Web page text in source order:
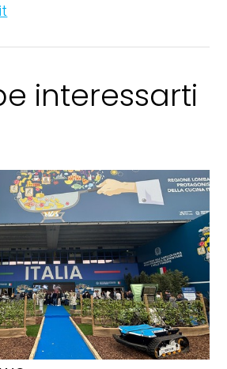
interessarti